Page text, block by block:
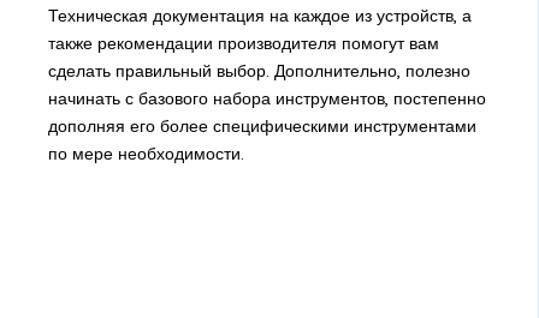
Техническая документация на каждое из устройств, а
также рекомендации производителя помогут вам
сделать правильный выбор. Дополнительно, полезно
начинать с базового набора инструментов, постепенно
дополняя его более специфическими инструментами
по мере необходимости.